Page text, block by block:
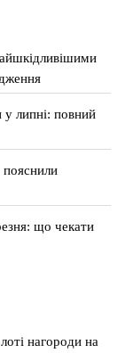
у липні: повний
пояснили
що чекати
нагороди на